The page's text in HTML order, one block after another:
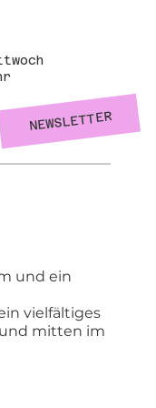
NEWSLETTER
und ein
vielfältiges
mitten im